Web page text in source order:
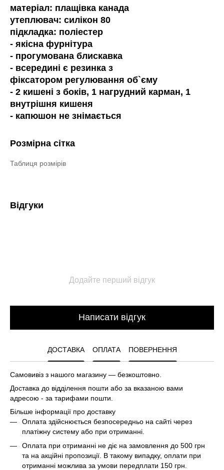
матеріал: плащівка канада
утеплювач: силікон 80
підкладка: поліестер
- якісна фурнітура
- прогумована блискавка
- всередині є резинка з
фіксатором регулювання об`єму
- 2 кишені з боків, 1 нагрудний карман, 1
внутрішня кишеня
- капюшон не знімається
Розмірна сітка
Таблиця розмірів
Відгуки
Додайте перший відгук
Написати відгук
ДОСТАВКА ОПЛАТА ПОВЕРНЕННЯ
Самовивіз з нашого магазину — безкоштовно.
Доставка до відділення пошти або за вказаною вами
адресою - за тарифами пошти.
Більше інформації про доставку
Оплата здійснюється безпосередньо на сайті через
платіжну систему або при отриманні.
Оплата при отриманні не діє на замовлення до 500 грн
та на акційні пропозиції. В такому випадку, оплати при
отриманні можлива за умови передплати 150 грн.